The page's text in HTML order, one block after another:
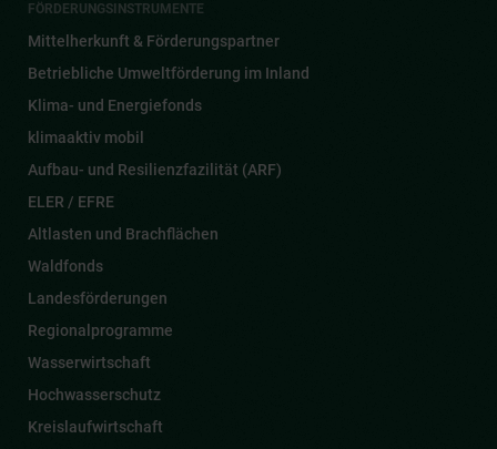
FÖRDERUNGSINSTRUMENTE
Mittelherkunft & Förderungspartner
Betriebliche Umweltförderung im Inland
Klima- und Energiefonds
klimaaktiv mobil
Aufbau- und Resilienzfazilität (ARF)
ELER / EFRE
Altlasten und Brachflächen
Waldfonds
Landesförderungen
Regionalprogramme
Wasserwirtschaft
Hochwasserschutz
Kreislaufwirtschaft